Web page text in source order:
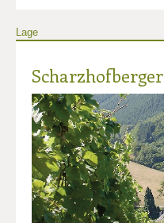
Lage
Scharzhofberger